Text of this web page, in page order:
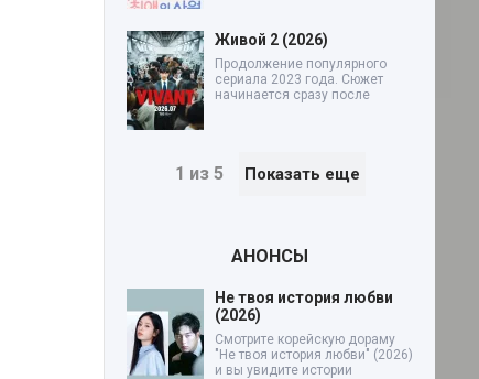
Живой 2 (2026)
Продолжение популярного
сериала 2023 года. Сюжет
начинается сразу после
1 из 5 Показать еще
АНОНСЫ
Не твоя история любви
(2026)
Смотрите корейскую дораму
"Не твоя история любви" (2026)
и вы увидите истории